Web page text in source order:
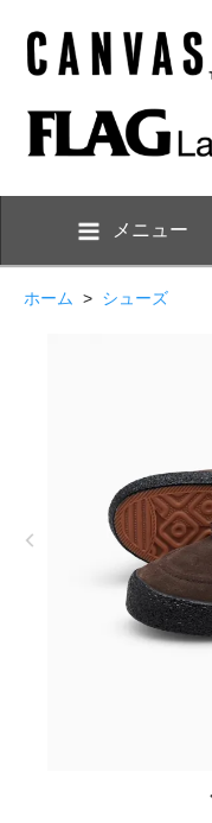
メニュー
ホーム > シューズ